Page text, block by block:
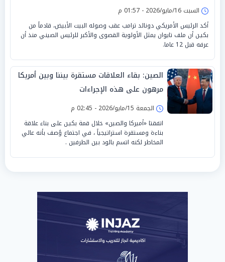
السبت 16/مايو/2026 - 01:57 م
أكد الرئيس الأمريكي دونالد ترامب عقب وصوله البيت الأبيض، قادماً من
بكيـن أن ملف تايوان يمثل الأولوية القصوى والأكبر للرئيس الصيني منذ أن
عرفه قبل 12 عاما.
الصين: بقاء العلاقات مستقرة بيننا وبين أمريكا
مرهون على هذه الإجراءات
الجمعة 15/مايو/2026 - 02:45 م
اتفقتا «أميركا والصين» خلال قمة بكيـن على بناء علاقة
بناءة ومستقرة استراتيجياً ، في اجتماع وُصف بأنه عالي
المخاطر لكنه اتسم بالود بين الطرفين .